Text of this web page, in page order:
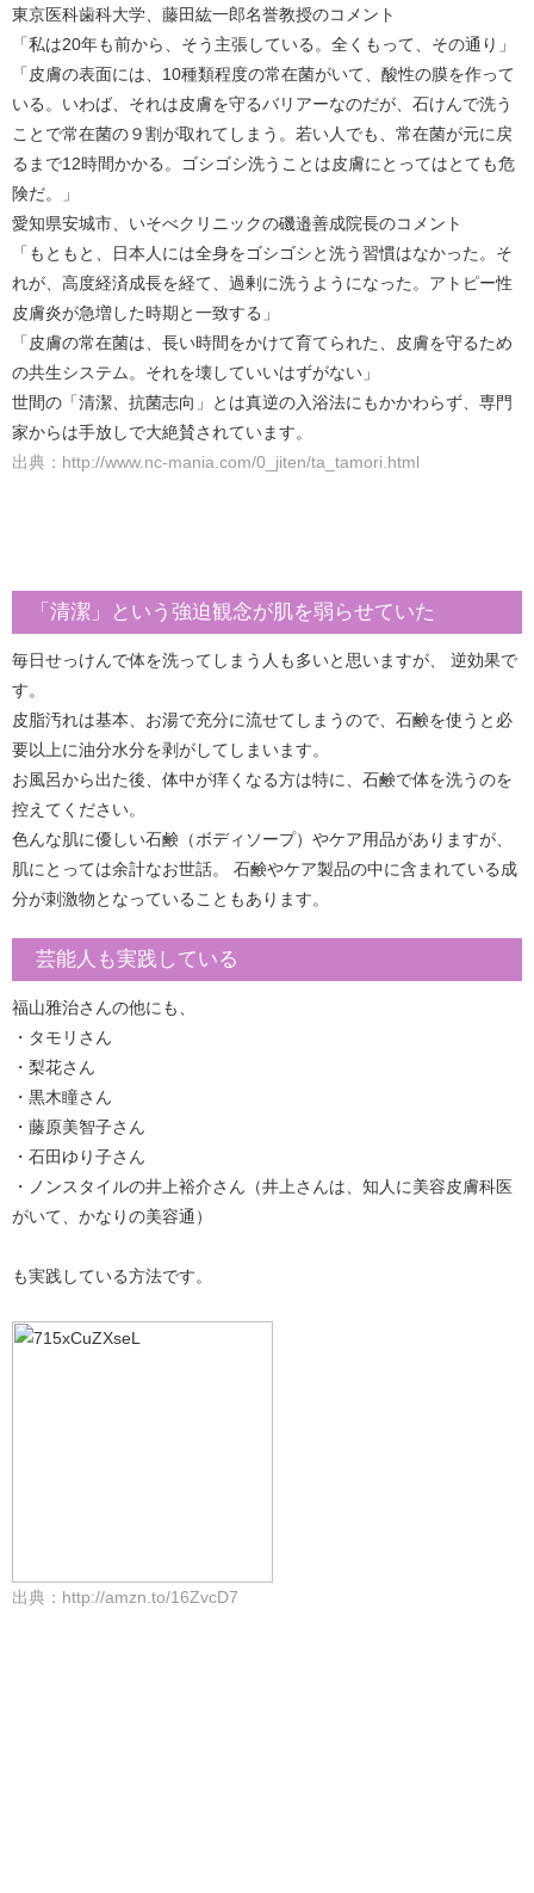
東京医科歯科大学、藤田紘一郎名誉教授のコメント
「私は20年も前から、そう主張している。全くもって、その通り」
「皮膚の表面には、10種類程度の常在菌がいて、酸性の膜を作って
いる。いわば、それは皮膚を守るバリアーなのだが、石けんで洗う
ことで常在菌の９割が取れてしまう。若い人でも、常在菌が元に戻
るまで12時間かかる。ゴシゴシ洗うことは皮膚にとってはとても危
険だ。」
愛知県安城市、いそべクリニックの磯邉善成院長のコメント
「もともと、日本人には全身をゴシゴシと洗う習慣はなかった。そ
れが、高度経済成長を経て、過剰に洗うようになった。アトピー性
皮膚炎が急増した時期と一致する」
「皮膚の常在菌は、長い時間をかけて育てられた、皮膚を守るため
の共生システム。それを壊していいはずがない」
世間の「清潔、抗菌志向」とは真逆の入浴法にもかかわらず、専門
家からは手放しで大絶賛されています。
出典：http://www.nc-mania.com/0_jiten/ta_tamori.html
「清潔」という強迫観念が肌を弱らせていた
毎日せっけんで体を洗ってしまう人も多いと思いますが、 逆効果で
す。
皮脂汚れは基本、お湯で充分に流せてしまうので、石鹸を使うと必
要以上に油分水分を剥がしてしまいます。
お風呂から出た後、体中が痒くなる方は特に、石鹸で体を洗うのを
控えてください。
色んな肌に優しい石鹸（ボディソープ）やケア用品がありますが、
肌にとっては余計なお世話。 石鹸やケア製品の中に含まれている成
分が刺激物となっていることもあります。
芸能人も実践している
福山雅治さんの他にも、
・タモリさん
・梨花さん
・黒木瞳さん
・藤原美智子さん
・石田ゆり子さん
・ノンスタイルの井上裕介さん（井上さんは、知人に美容皮膚科医
がいて、かなりの美容通）
も実践している方法です。
出典：http://amzn.to/16ZvcD7